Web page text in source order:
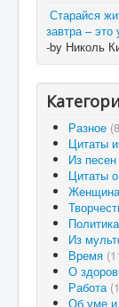
Старайся
завтра –
-by Николь
Разное
Цитаты
Из песен
Цитаты
Из
Время
О
Работа
Об уме и